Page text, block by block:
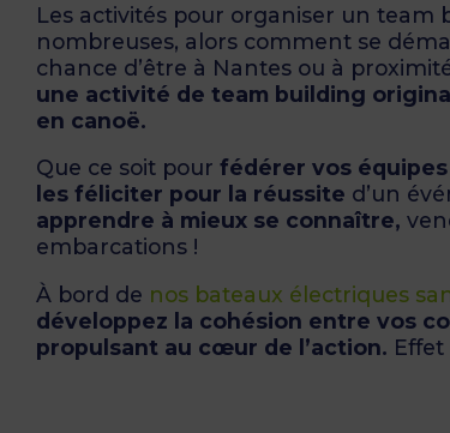
Les activités pour organiser un team
nombreuses, alors comment se
chance d’être à Nantes ou à
une activité de team building
en canoë.
Que ce soit pour fédérer vos équipes
les féliciter pour la réussite d’un
apprendre à mieux se connaître,
embarcations !
À bord de nos bateaux électriques
développez la cohésion entre vos
propulsant au cœur de l’action.